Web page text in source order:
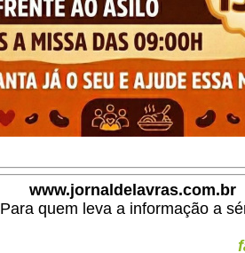
www.jornaldelavras.com.br
Para quem leva a informação a